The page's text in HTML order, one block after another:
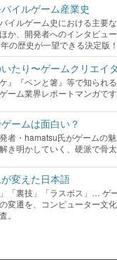
イルゲーム産業史
イルゲーム史における主要
か、開発者へのインタビュ
の歴史が一望できる決定版！
たり〜ゲームクリエイ
ケ』『ペンと箸』等で知られ
ーム業界レポートマンガです
ームは面白い？
者・hamatsu氏がゲームの
き明かしていく、硬派で骨太
変えた日本語
」「裏技」「ラスボス」… ゲ
変遷を、コンピューター文
。